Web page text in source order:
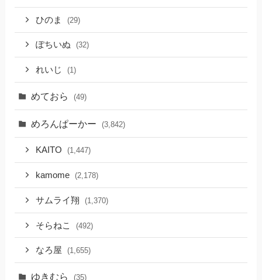
ひのま (29)
ぽちいぬ (32)
れいじ (1)
めておら (49)
めろんぱーかー (3,842)
KAITO (1,447)
kamome (2,178)
サムライ翔 (1,370)
そらねこ (492)
なろ屋 (1,655)
ゆきむら (35)